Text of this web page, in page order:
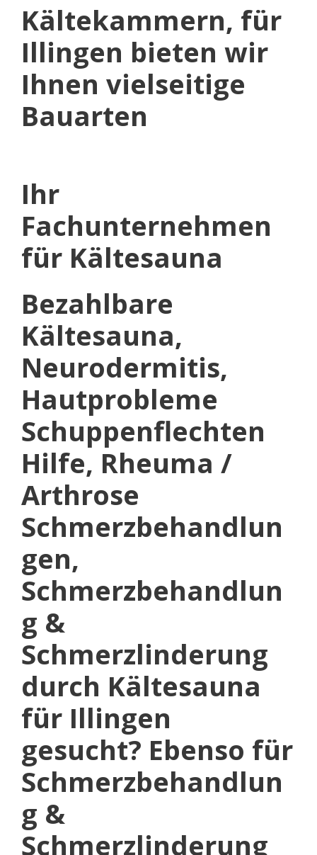
Kältekammern, für
Illingen bieten wir
Ihnen vielseitige
Bauarten
Ihr
Fachunternehmen
für Kältesauna
Bezahlbare
Kältesauna,
Neurodermitis,
Hautprobleme
Schuppenflechten
Hilfe, Rheuma /
Arthrose
Schmerzbehandlun
gen,
Schmerzbehandlun
g &
Schmerzlinderung
durch Kältesauna
für Illingen
gesucht? Ebenso für
Schmerzbehandlun
g &
Schmerzlinderung